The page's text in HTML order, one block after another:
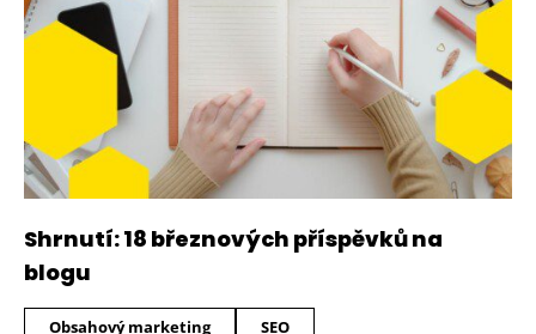
Shrnutí: 18 březnových příspěvků na
blogu
Obsahový marketing SEO